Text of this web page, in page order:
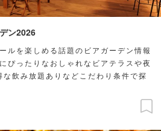
ン2026
ルを楽しめる話題のビアガーデン情報
ぴったりなおしゃれなビアテラスや夜
飲み放題ありなどこだわり条件で探